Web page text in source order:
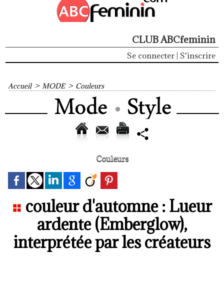
CLUB ABCfeminin
Se connecter S'inscrire
Accueil > MODE > Couleurs
Couleurs
couleur d'automne : Lueur
ardente (Emberglow),
interprétée par les créateurs